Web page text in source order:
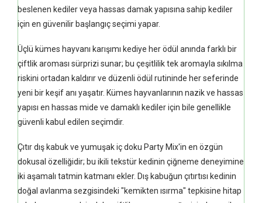
beslenen kediler veya hassas damak yapısına sahip kediler
için en güvenilir başlangıç seçimi yapar.
Üçlü kümes hayvanı karışımı kediye her ödül anında farklı bir
çiftlik aroması sürprizi sunar; bu çeşitlilik tek aromayla sıkılma
riskini ortadan kaldırır ve düzenli ödül rutininde her seferinde
yeni bir keşif anı yaşatır. Kümes hayvanlarının nazik ve hassas
yapısı en hassas mide ve damaklı kediler için bile genellikle
güvenli kabul edilen seçimdir.
Çıtır dış kabuk ve yumuşak iç doku Party Mix'in en özgün
dokusal özelliğidir; bu ikili tekstür kedinin çiğneme deneyimine
iki aşamalı tatmin katmanı ekler. Dış kabuğun çıtırtısı kedinin
doğal avlanma sezgisindeki "kemikten ısırma" tepkisine hitap